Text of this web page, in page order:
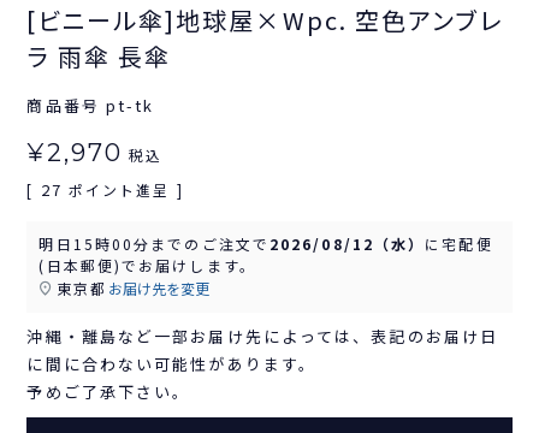
[ビニール傘]地球屋×Wpc. 空色アンブレ
ラ 雨傘 長傘
商品番号 pt-tk
¥2,970 税込
[ 27 ポイント進呈 ]
明日 15時00分 までのご注文で 2026/08/12（水） に宅配便
(日本郵便)でお届けします。
東京都 お届け先を変更
沖縄・離島など一部お届け先によっては、表記のお届け日
に間に合わない可能性があります。
予めご了承下さい。